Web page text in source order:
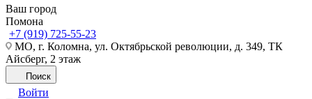
Ваш город
Помона
+7 (919) 725-55-23
МО, г. Коломна, ул. Октябрьской революции, д. 349, ТК
Айсберг, 2 этаж
Поиск
Войти